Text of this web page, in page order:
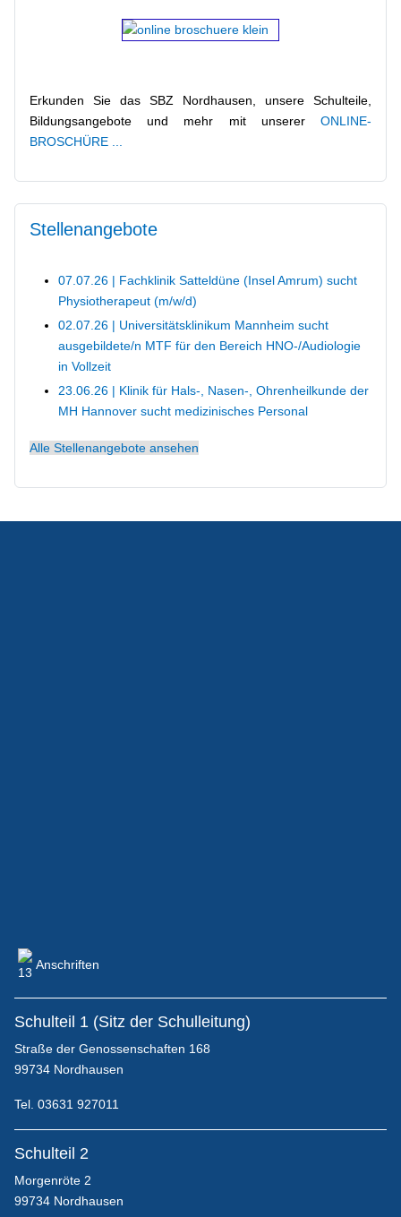
Kontaktmöglichkeiten
Erasmus+
Tipps, Datenschutz, ...)
Wohnen/Unterkunft
Starte Deine Karriere im Gesundheitswesen!
Erkunden Sie das SBZ Nordhausen, unsere Schulteile,
Bildungsangebote und mehr mit unserer ONLINE-
BROSCHÜRE ...
Stellenangebote
07.07.26 | Fachklinik Satteldüne (Insel Amrum) sucht
Physiotherapeut (m/w/d)
02.07.26 | Universitätsklinikum Mannheim sucht
ausgebildete/n MTF für den Bereich HNO-/Audiologie
in Vollzeit
23.06.26 | Klinik für Hals-, Nasen-, Ohrenheilkunde der
MH Hannover sucht medizinisches Personal
Alle Stellenangebote ansehen
Anschriften
Schulteil 1 (Sitz der Schulleitung)
Straße der Genossenschaften 168
99734 Nordhausen
Tel. 03631 927011
Schulteil 2
Morgenröte 2
99734 Nordhausen